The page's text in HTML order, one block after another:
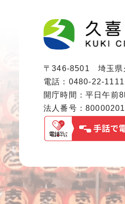
〒346-8501 埼玉県
電話：0480-22-1111
開庁時間：平日午前
法人番号：